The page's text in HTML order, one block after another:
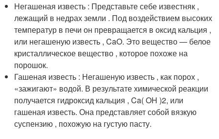
Негашеная известь : Представьте себе известняк ,
лежащий в недрах земли . Под воздействием высоких
температур в печи он превращается в оксид кальция ,
или негашеную известь , CaO. Это вещество — белое
кристаллическое вещество , которое похоже на
порошок.
Гашеная известь : Негашеную известь , как порох ,
«зажигают» водой. В результате химической реакции
получается гидроксид кальция , Ca( OH )2, или
гашеная известь. Она представляет собой вязкую
суспензию , похожую на густую пасту.